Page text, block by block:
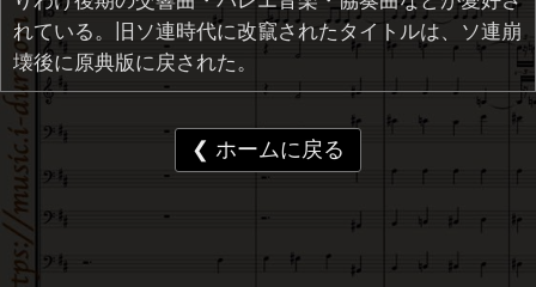
れている。旧ソ連時代に改竄されたタイトルは、ソ連崩
壊後に原典版に戻された。
❮ ホームに戻る